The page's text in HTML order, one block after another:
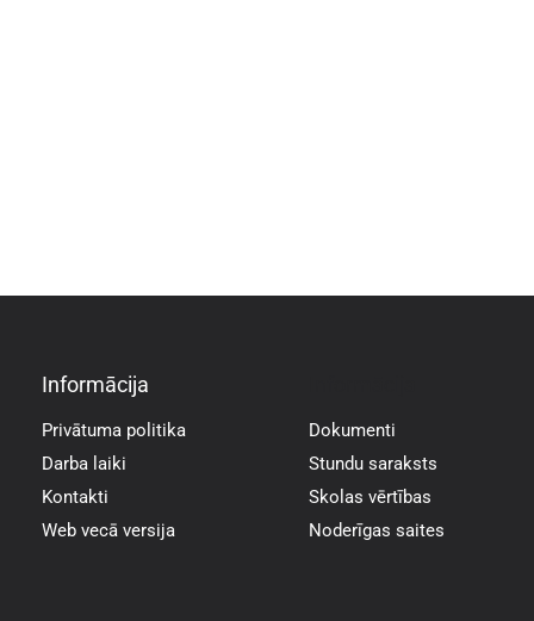
Informācija
Privātuma politika
Darba laiki
Kontakti
Web vecā versija
Dokumenti
Stundu saraksts
Skolas vērtības
Noderīgas saites